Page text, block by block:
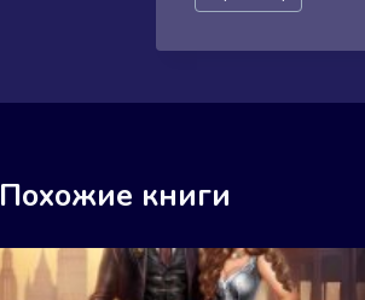
записи:
Похожие книги